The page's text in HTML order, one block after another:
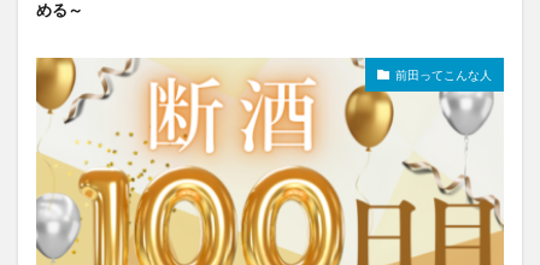
める～
前田ってこんな人